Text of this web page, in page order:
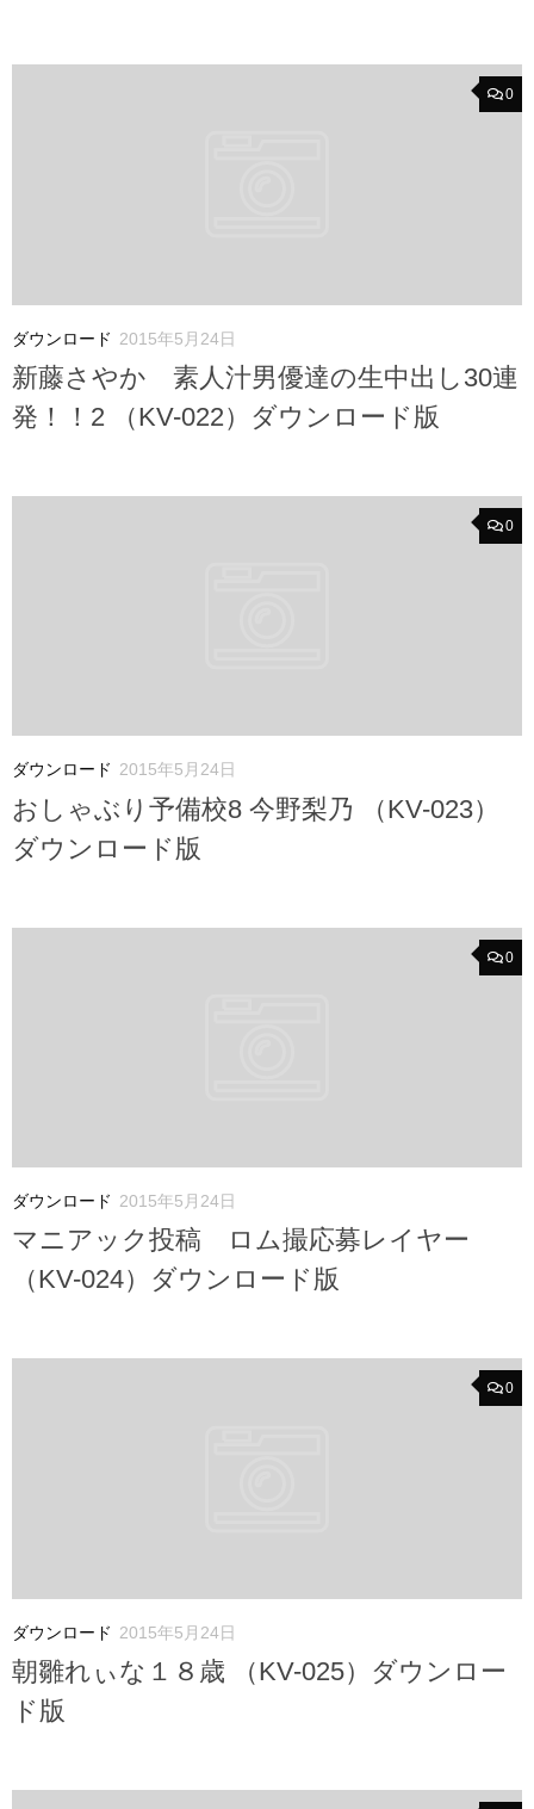
0
ダウンロード 2015年5月24日
新藤さやか 素人汁男優達の生中出し30連
発！！2 （KV-022）ダウンロード版
0
ダウンロード 2015年5月24日
おしゃぶり予備校8 今野梨乃 （KV-023）
ダウンロード版
0
ダウンロード 2015年5月24日
マニアック投稿 ロム撮応募レイヤー
（KV-024）ダウンロード版
0
ダウンロード 2015年5月24日
朝雛れぃな１８歳 （KV-025）ダウンロー
ド版